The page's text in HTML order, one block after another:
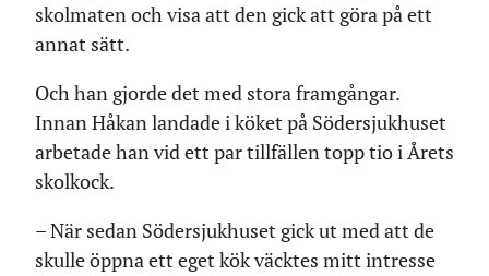
skolmaten och visa att den gick att göra på ett
annat sätt.
Och han gjorde det med stora framgångar.
Innan Håkan landade i köket på Södersjukhuset
arbetade han vid ett par tillfällen topp tio i Årets
skolkock.
– När sedan Södersjukhuset gick ut med att de
skulle öppna ett eget kök väcktes mitt intresse